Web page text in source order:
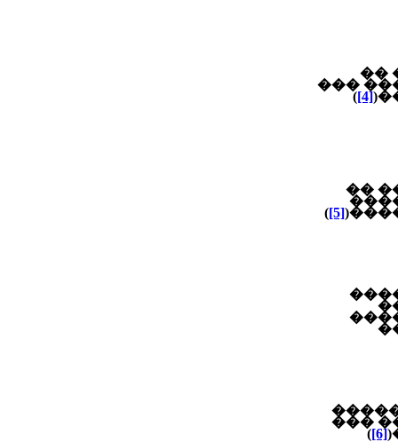
[4]
)
[5]
)
��
[6]
)